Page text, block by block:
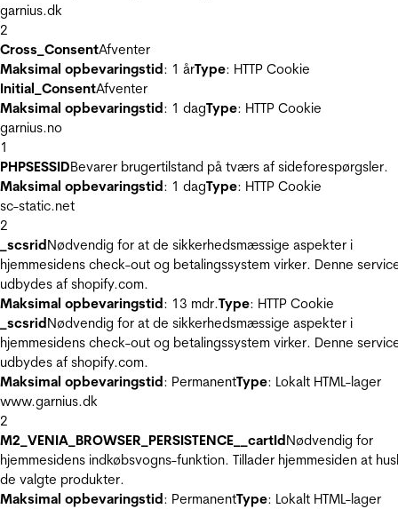
garnius.dk
2
Cross_ConsentAfventer
Maksimal opbevaringstid: 1 årType: HTTP Cookie
Initial_ConsentAfventer
Maksimal opbevaringstid: 1 dagType: HTTP Cookie
garnius.no
1
PHPSESSIDBevarer brugertilstand på tværs af sideforespørgsler.
Maksimal opbevaringstid: 1 dagType: HTTP Cookie
sc-static.net
2
_scsridNødvendig for at de sikkerhedsmæssige aspekter i
hjemmesidens check-out og betalingssystem virker. Denne
udbydes af shopify.com.
Maksimal opbevaringstid: 13 mdr.Type: HTTP Cookie
_scsridNødvendig for at de sikkerhedsmæssige aspekter i
hjemmesidens check-out og betalingssystem virker. Denne
udbydes af shopify.com.
Maksimal opbevaringstid: PermanentType: Lokalt HTML-lager
www.garnius.dk
2
M2_VENIA_BROWSER_PERSISTENCE__cartIdNødvendig for
hjemmesidens indkøbsvogns-funktion. Tillader hjemmesiden at
de valgte produkter.
Maksimal opbevaringstid: PermanentType: Lokalt HTML-lager